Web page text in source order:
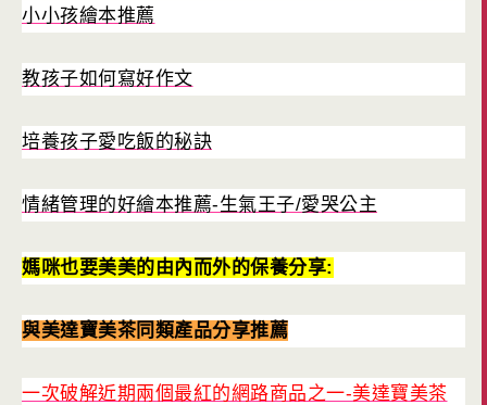
小小孩繪本推薦
教孩子如何寫好作文
培養孩子愛吃飯的秘訣
情緒管理的好繪本推薦-生氣王子/愛哭公主
媽咪也要美美的由內而外的保養分享:
與美達寶美茶同類產品分享推薦
一次破解近期兩個最紅的網路商品之一-美達寶美茶